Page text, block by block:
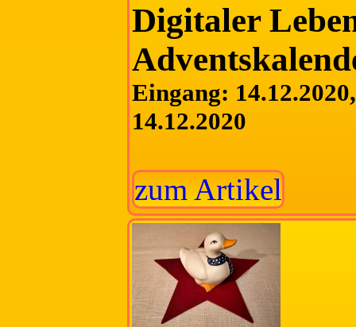
Digitaler
Eingang:
14.12.2020
zum Artikel